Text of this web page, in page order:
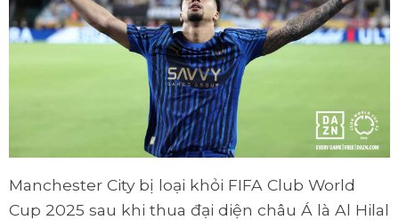
Manchester City bị loại khỏi FIFA Club World
Cup 2025 sau khi thua đại diện châu Á là Al Hilal